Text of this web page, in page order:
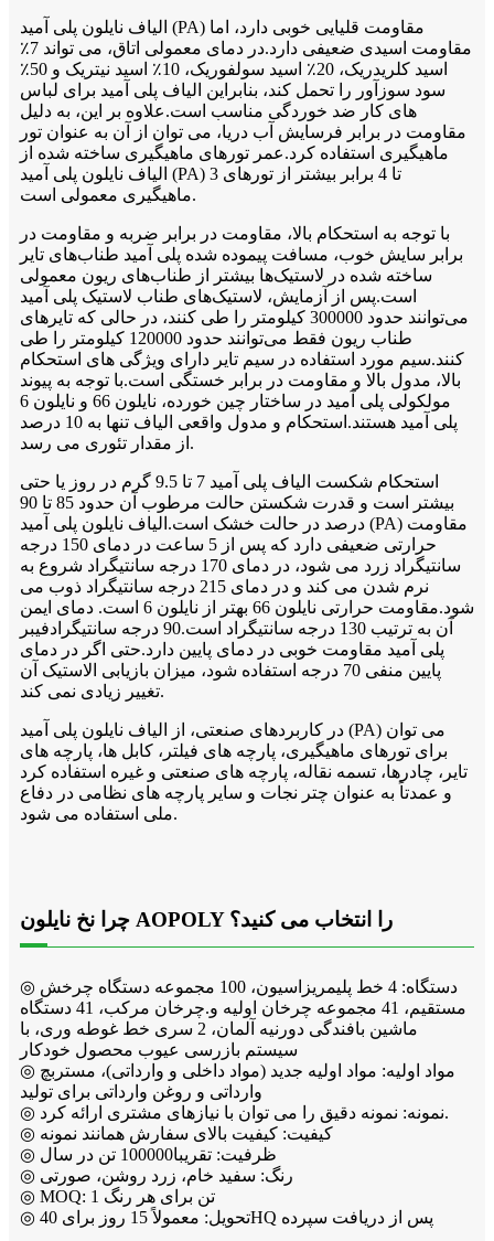
الیاف نایلون پلی آمید (PA) مقاومت قلیایی خوبی دارد، اما
مقاومت اسیدی ضعیفی دارد.در دمای معمولی اتاق، می تواند 7٪
اسید کلریدریک، 20٪ اسید سولفوریک، 10٪ اسید نیتریک و 50٪
سود سوزآور را تحمل کند، بنابراین الیاف پلی آمید برای لباس
های کار ضد خوردگی مناسب است.علاوه بر این، به دلیل
مقاومت در برابر فرسایش آب دریا، می توان از آن به عنوان تور
ماهیگیری استفاده کرد.عمر تورهای ماهیگیری ساخته شده از
الیاف نایلون پلی آمید (PA) 3 تا 4 برابر بیشتر از تورهای
ماهیگیری معمولی است.
با توجه به استحکام بالا، مقاومت در برابر ضربه و مقاومت در
برابر سایش خوب، مسافت پیموده شده پلی آمید طناب‌های تایر
ساخته شده در لاستیک‌ها بیشتر از طناب‌های ریون معمولی
است.پس از آزمایش، لاستیک‌های طناب لاستیک پلی آمید
می‌توانند حدود 300000 کیلومتر را طی کنند، در حالی که تایرهای
طناب ریون فقط می‌توانند حدود 120000 کیلومتر را طی
کنند.سیم مورد استفاده در سیم تایر دارای ویژگی های استحکام
بالا، مدول بالا و مقاومت در برابر خستگی است.با توجه به پیوند
مولکولی پلی آمید در ساختار چین خورده، نایلون 66 و نایلون 6
پلی آمید هستند.استحکام و مدول واقعی الیاف تنها به 10 درصد
از مقدار تئوری می رسد.
استحکام شکست الیاف پلی آمید 7 تا 9.5 گرم در روز یا حتی
بیشتر است و قدرت شکستن حالت مرطوب آن حدود 85 تا 90
درصد در حالت خشک است.الیاف نایلون پلی آمید (PA) مقاومت
حرارتی ضعیفی دارد که پس از 5 ساعت در دمای 150 درجه
سانتیگراد زرد می شود، در دمای 170 درجه سانتیگراد شروع به
نرم شدن می کند و در دمای 215 درجه سانتیگراد ذوب می
شود.مقاومت حرارتی نایلون 66 بهتر از نایلون 6 است. دمای ایمن
آن به ترتیب 130 درجه سانتیگراد است.90 درجه سانتیگرادفیبر
پلی آمید مقاومت خوبی در دمای پایین دارد.حتی اگر در دمای
پایین منفی 70 درجه استفاده شود، میزان بازیابی الاستیک آن
تغییر زیادی نمی کند.
در کاربردهای صنعتی، از الیاف نایلون پلی آمید (PA) می توان
برای تورهای ماهیگیری، پارچه های فیلتر، کابل ها، پارچه های
تایر، چادرها، تسمه نقاله، پارچه های صنعتی و غیره استفاده کرد
و عمدتاً به عنوان چتر نجات و سایر پارچه های نظامی در دفاع
ملی استفاده می شود.
چرا نخ نایلون AOPOLY را انتخاب می کنید؟
◎ دستگاه: 4 خط پلیمریزاسیون، 100 مجموعه دستگاه چرخش
مستقیم، 41 مجموعه چرخان اولیه و.چرخان مرکب، 41 دستگاه
ماشین بافندگی دورنیه آلمان، 2 سری خط غوطه وری، با
سیستم بازرسی عیوب محصول خودکار
◎ مواد اولیه: مواد اولیه جدید (مواد داخلی و وارداتی)، مستربچ
وارداتی و روغن وارداتی برای تولید
◎ نمونه: نمونه دقیق را می توان با نیازهای مشتری ارائه کرد.
◎ کیفیت: کیفیت بالای سفارش همانند نمونه
◎ ظرفیت: تقریبا100000 تن در سال
◎ رنگ: سفید خام، زرد روشن، صورتی
◎ MOQ: 1 تن برای هر رنگ
◎ تحویل: معمولاً 15 روز برای 40HQ پس از دریافت سپرده